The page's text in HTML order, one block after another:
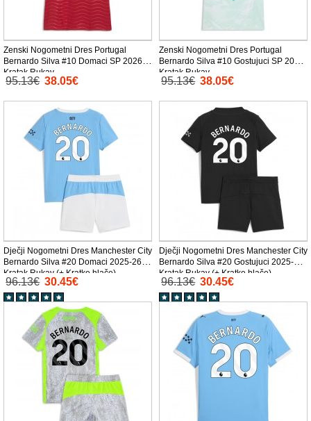
Zenski Nogometni Dres Portugal
Bernardo Silva #10 Domaci SP 2026
Kratak Rukav
95.13€ 38.05€
Zenski Nogometni Dres Portugal
Bernardo Silva #10 Gostujuci SP 2026
Kratak Rukav
95.13€ 38.05€
Dječji Nogometni Dres Manchester City
Bernardo Silva #20 Domaci 2025-26
Kratak Rukav (+ Kratke hlače)
96.13€ 30.45€
Dječji Nogometni Dres Manchester City
Bernardo Silva #20 Gostujuci 2025-26
Kratak Rukav (+ Kratke hlače)
96.13€ 30.45€